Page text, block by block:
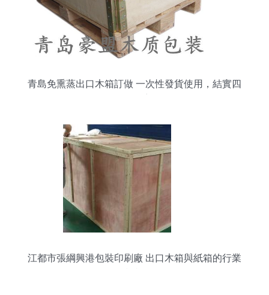
青島免熏蒸出口木箱訂做 一次性發貨使用，結實四
江都市張綱興港包裝印刷廠 出口木箱與紙箱的行業